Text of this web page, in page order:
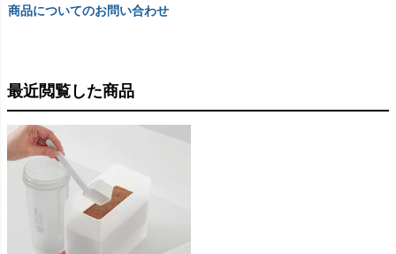
商品についてのお問い合わせ
最近閲覧した商品